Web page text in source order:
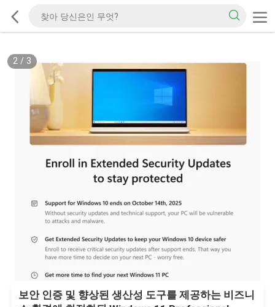
2/ 3
보안 인증 및 향상된 생산성 도구를 제공하는 비즈니